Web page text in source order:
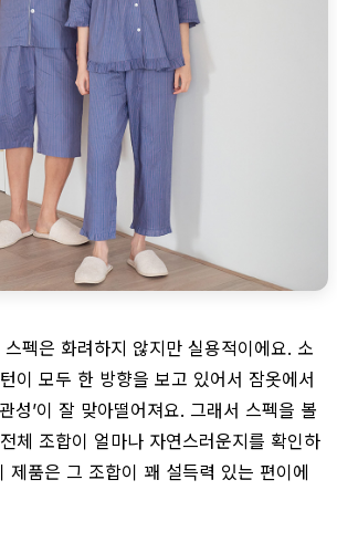
펙은 화려하지 않지만 실용적이에요. 소
이 모두 한 방향을 보고 있어서 잠옷에서
성’이 잘 맞아떨어져요. 그래서 스펙을 볼
체 조합이 얼마나 자연스러운지를 확인하
제품은 그 조합이 꽤 설득력 있는 편이에